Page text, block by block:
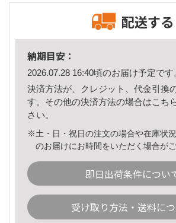
配送する
納期目安：
2026.07.28 16:40頃のお届け予定です
決済方法が、クレジット、代金引換
す。その他の決済方法の場合はこち
さい。
※土・日・祝日の注文の場合や在庫状
のお届けにお時間をいただく場合がご
即日出荷条件につい
受け取り方法・送料に